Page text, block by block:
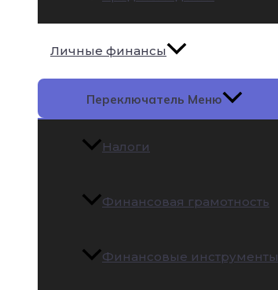
Личные финансы
Переключатель Меню
Налоги
Финансовая грамотность
Финансовые инструменты